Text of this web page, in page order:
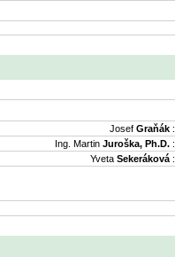
Josef Graňák :
Ing. Martin Juroška, Ph.D. :
Yveta Sekeráková :